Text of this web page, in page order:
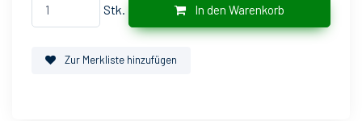
Stk. In den Warenkorb
Zur Merkliste hinzufügen